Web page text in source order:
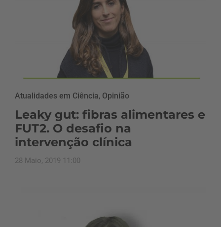
Atualidades em Ciência, Opinião
Leaky gut: fibras alimentares e
FUT2. O desafio na
intervenção clínica
28 Maio, 2019 11:00